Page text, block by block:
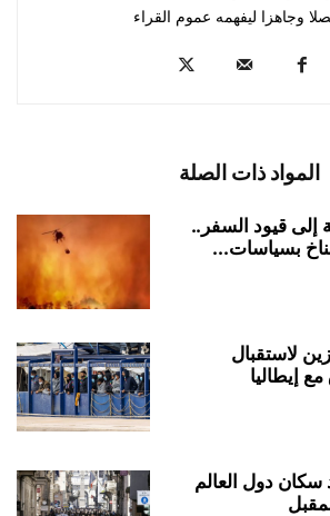
وجاهزا ليفهمه عموم القراء
المواد ذات الصلة
إلى قيود السفر..
بسياسات...
لاستقبال
إيطاليا
دول العالم